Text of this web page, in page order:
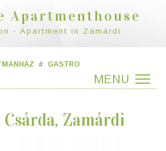
Apartmenthouse
- Apartment in Zamárdi
GASTRO
Zamárdi